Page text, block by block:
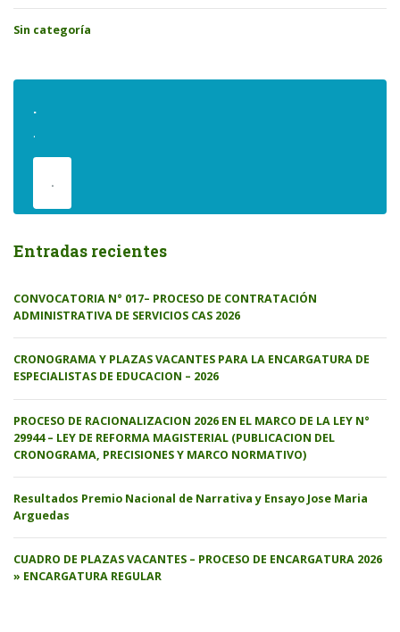
Sin categoría
.
.
.
Entradas recientes
CONVOCATORIA N° 017– PROCESO DE CONTRATACIÓN
ADMINISTRATIVA DE SERVICIOS CAS 2026
CRONOGRAMA Y PLAZAS VACANTES PARA LA ENCARGATURA DE
ESPECIALISTAS DE EDUCACION – 2026
PROCESO DE RACIONALIZACION 2026 EN EL MARCO DE LA LEY N°
29944 – LEY DE REFORMA MAGISTERIAL (PUBLICACION DEL
CRONOGRAMA, PRECISIONES Y MARCO NORMATIVO)
Resultados Premio Nacional de Narrativa y Ensayo Jose Maria
Arguedas
CUADRO DE PLAZAS VACANTES – PROCESO DE ENCARGATURA 2026
» ENCARGATURA REGULAR